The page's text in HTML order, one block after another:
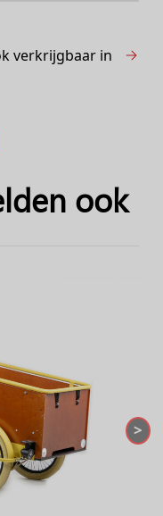
verkrijgbaar in
ook
>